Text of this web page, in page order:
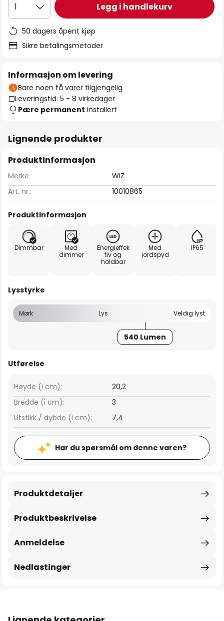
1 Legg i handlekurv
50 dagers åpent kjøp
Sikre betalingsmetoder
Informasjon om levering
Bare noen få varer tilgjengelig
Leveringstid: 5 - 8 virkedager
Pære permanent installert
Lignende produkter
Produktinformasjon
Merke
WiZ
Art. nr.:
10010865
Produktinformasjon
Dimmbar
Med
dimmer
Energieffek
tiv og
holdbar
Med
jordspyd
IP65
Lysstyrke
Mørk Lys Veldig lyst
540 Lumen
Utførelse
Bredde (i cm): 3
Høyde (i cm): 20,2
Utstikk / dybde (i cm): 7,4
Har du spørsmål om denne varen?
Produktbeskrivelse
Produktdetaljer
Anmeldelse
Nedlastinger